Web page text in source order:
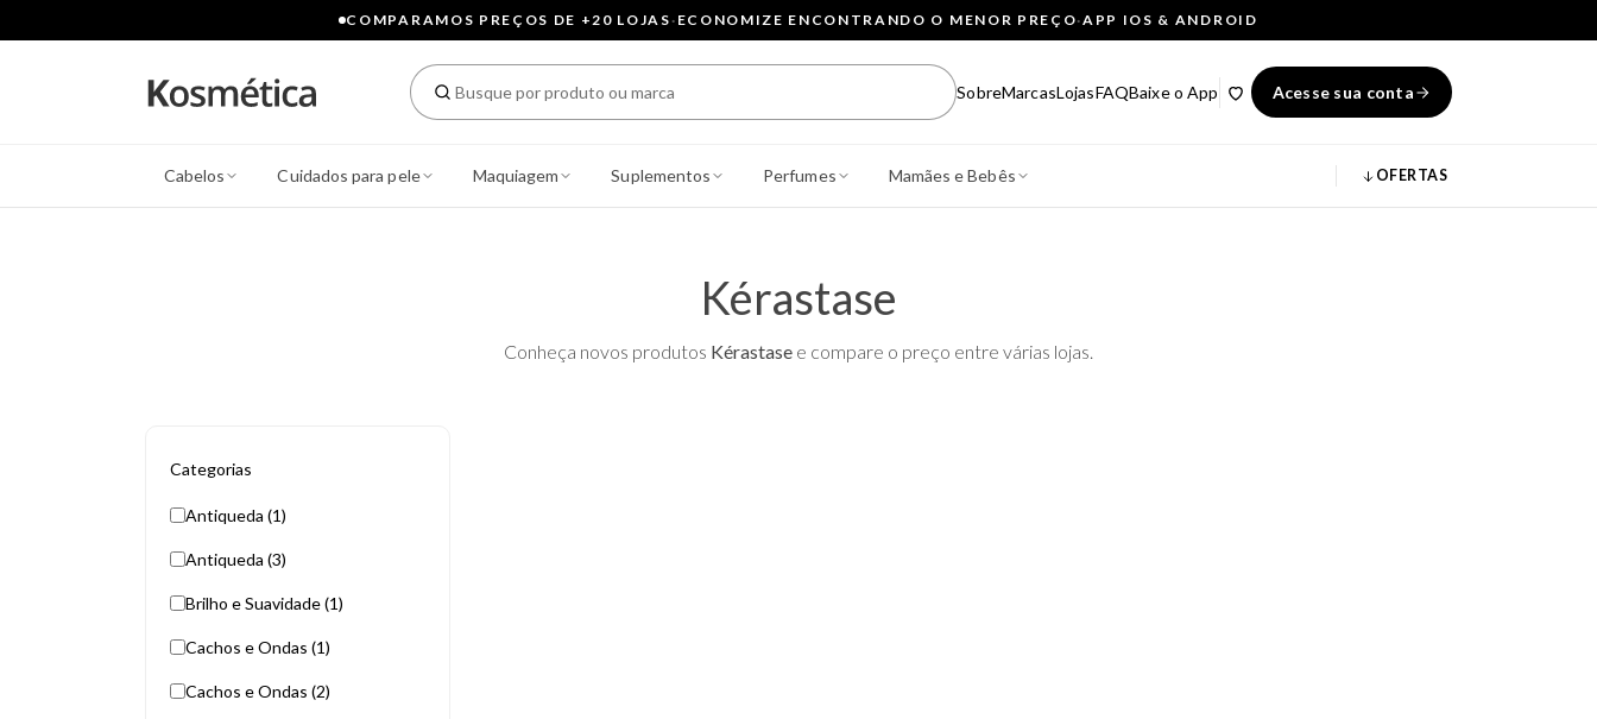
COMPARAMOS PREÇOS DE +20 LOJAS· ECONOMIZE ENCONTRANDO O MENOR PREÇO·APP IOS & ANDROID
SobreMarcasLojasFAQBaixe o App Acesse sua conta
Cabelos Cuidados para pele Maquiagem Suplementos Perfumes Mamães e Bebês OFERTAS
Kérastase
Conheça novos produtos Kérastase e compare o preço entre várias lojas.
Categorias
Antiqueda (1)
Antiqueda (3)
Brilho e Suavidade (1)
Cachos e Ondas (1)
Cachos e Ondas (2)